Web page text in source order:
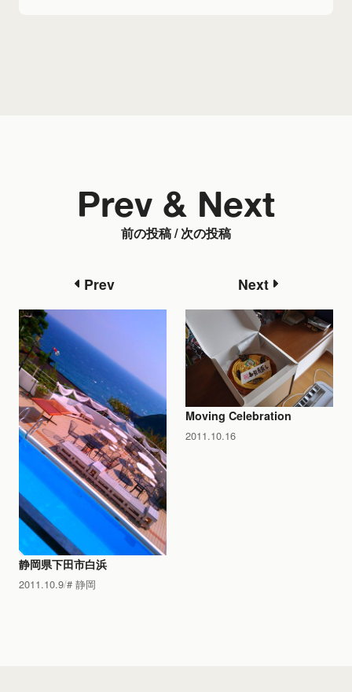
前の投稿 / 次の投稿
Prev & Next
Prev
静岡県下田市白浜
2011.10.9 静岡
Next
Moving Celebration
2011.10.16